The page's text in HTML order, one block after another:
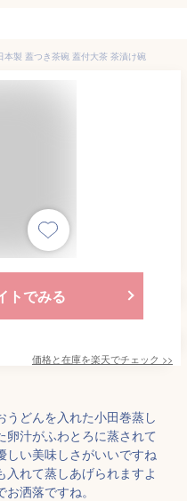
製 蓋つき茶碗 蓋付大茶 茶漬け碗
トでみる
価格と在庫を楽天でチェック >>
どんを入れた小田巻蒸し
汁がふわとろに蒸されて
しい美味しさがいいですね
れて蒸しあげられますよ
洒落ですね。